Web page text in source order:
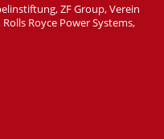
ZF Group, Verein
Royce Power Systems,